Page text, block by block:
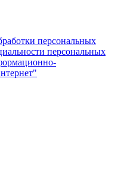
персональных
персональных